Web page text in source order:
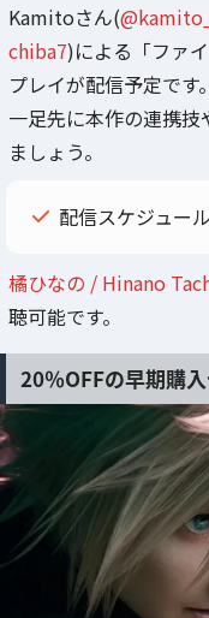
Kamitoさん(
chiba7)による「ファ
プレイが配信予定です。
一足先に本作の連携
ましょう。
配信スケジュー
橘ひなの / Hinano
聴可能です。
20％OFFの早期購入